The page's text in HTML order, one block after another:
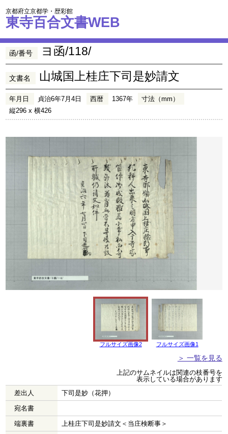
京都府立京都学・歴彩館
東寺百合文書WEB
函/番号 ヨ函/118/
文書名 山城国上桂庄下司是妙請文
年月日 貞治6年7月4日 西暦 1367年
寸法（mm）
縦296 x 横426
フルサイズ画像2 フルサイズ画像1
＞ 一覧を見る
上記のサムネイルは関連の枝番号を
表示している場合があります
差出人
下司是妙（花押）
宛名書
端裏書
上桂庄下司是妙請文＜当庄検断事＞